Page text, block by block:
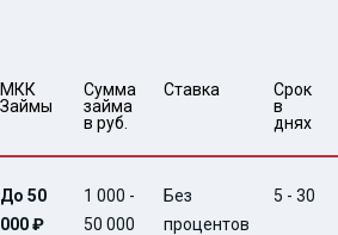
МКК
Займы
Сумма
займа
в руб.
Ставка
Срок
в
днях
До 50
000 ₽
1 000 -
50 000
Без
процентов
5 - 30